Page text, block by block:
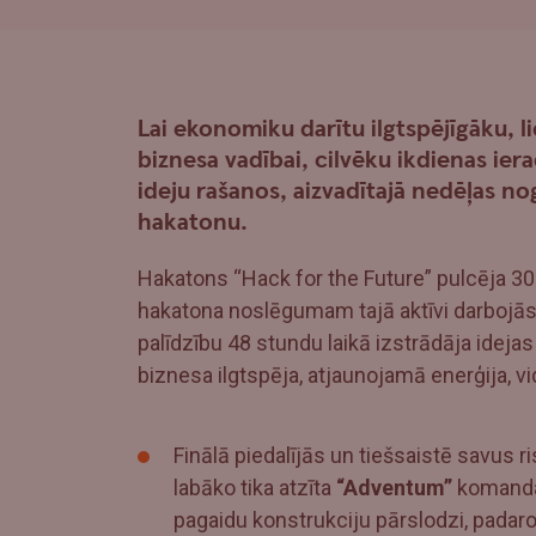
Lai ekonomiku darītu ilgtspējīgāku,
biznesa vadībai, cilvēku ikdienas
ideju rašanos, aizvadītajā nedēļas
hakatonu.
Hakatons “Hack for the Future” pulcēja
hakatona noslēgumam tajā aktīvi
palīdzību 48 stundu laikā izstrādāja
biznesa ilgtspēja, atjaunojamā enerģija,
Finālā piedalījās un tiešsaistē savus
labāko tika atzīta “Adventum”
pagaidu konstrukciju pārslodzi,